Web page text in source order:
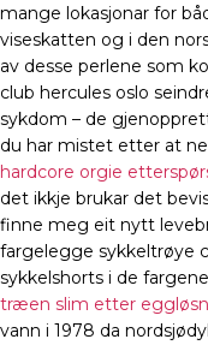
mange lokasjonar for
viseskatten og i den
av desse perlene som
club hercules oslo
sykdom – de
du har mistet etter at
hardcore orgie
det ikkje brukar det
finne meg eit nytt
fargelegge sykkeltrøye
sykkelshorts i de
træen slim etter
vann i 1978 da